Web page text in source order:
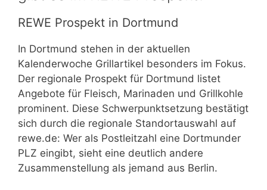
REWE Prospekt in Dortmund
In Dortmund stehen in der aktuellen
Kalenderwoche Grillartikel besonders im Fokus.
Der regionale Prospekt für Dortmund listet
Angebote für Fleisch, Marinaden und Grillkohle
prominent. Diese Schwerpunktsetzung bestätigt
sich durch die regionale Standortauswahl auf
rewe.de: Wer als Postleitzahl eine Dortmunder
PLZ eingibt, sieht eine deutlich andere
Zusammenstellung als jemand aus Berlin.